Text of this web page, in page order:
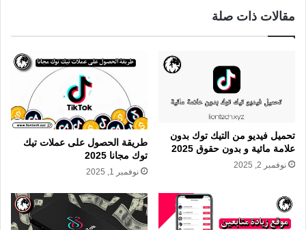
مقالات ذات صلة
تحميل فيديو من التيك توك بدون
علامة مائية و بدون حقوق 2025
نوفمبر 2, 2025
طريقة الحصول على عملات تيك
توك مجانا 2025
نوفمبر 1, 2025